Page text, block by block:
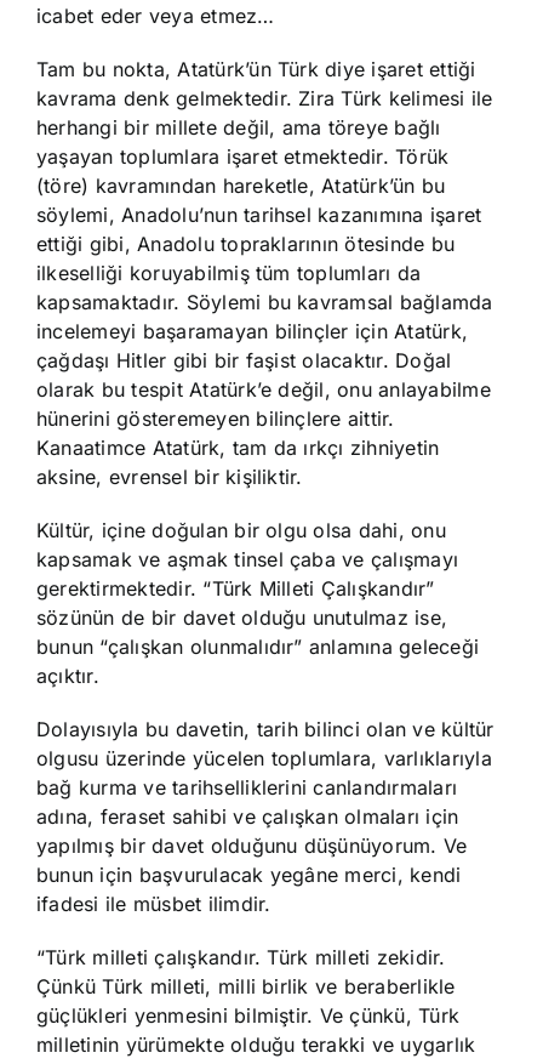
icabet eder veya etmez…
Tam bu nokta, Atatürk’ün Türk diye işaret ettiği
kavrama denk gelmektedir. Zira Türk kelimesi ile
herhangi bir millete değil, ama töreye bağlı
yaşayan toplumlara işaret etmektedir. Törük
(töre) kavramından hareketle, Atatürk’ün bu
söylemi, Anadolu’nun tarihsel kazanımına işaret
ettiği gibi, Anadolu topraklarının ötesinde bu
ilkeselliği koruyabilmiş tüm toplumları da
kapsamaktadır. Söylemi bu kavramsal bağlamda
incelemeyi başaramayan bilinçler için Atatürk,
çağdaşı Hitler gibi bir faşist olacaktır. Doğal
olarak bu tespit Atatürk’e değil, onu anlayabilme
hünerini gösteremeyen bilinçlere aittir.
Kanaatimce Atatürk, tam da ırkçı zihniyetin
aksine, evrensel bir kişiliktir.
Kültür, içine doğulan bir olgu olsa dahi, onu
kapsamak ve aşmak tinsel çaba ve çalışmayı
gerektirmektedir. “Türk Milleti Çalışkandır”
sözünün de bir davet olduğu unutulmaz ise,
bunun “çalışkan olunmalıdır” anlamına geleceği
açıktır.
Dolayısıyla bu davetin, tarih bilinci olan ve kültür
olgusu üzerinde yücelen toplumlara, varlıklarıyla
bağ kurma ve tarihselliklerini canlandırmaları
adına, feraset sahibi ve çalışkan olmaları için
yapılmış bir davet olduğunu düşünüyorum. Ve
bunun için başvurulacak yegâne merci, kendi
ifadesi ile müsbet ilimdir.
“Türk milleti çalışkandır. Türk milleti zekidir.
Çünkü Türk milleti, milli birlik ve beraberlikle
güçlükleri yenmesini bilmiştir. Ve çünkü, Türk
milletinin yürümekte olduğu terakki ve uygarlık